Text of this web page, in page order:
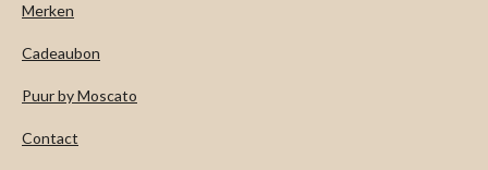
r
m
Merken
Cadeaubon
Puur by Moscato
Contact